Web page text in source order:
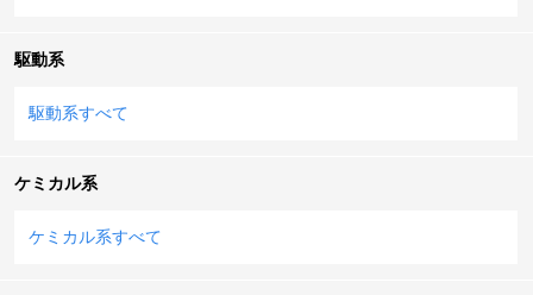
駆動系
駆動系すべて
ケミカル系
ケミカル系すべて